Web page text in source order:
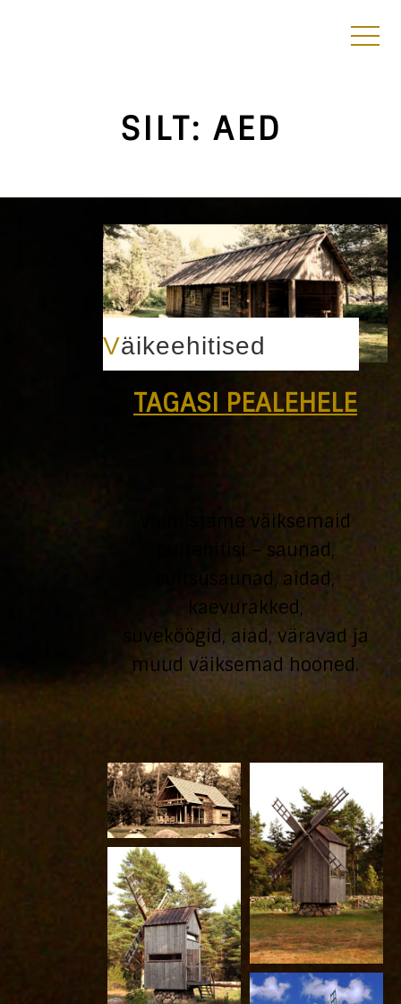
SILT: AED
Väikeehitised
TAGASI PEALEHELE
Valmistame väiksemaid
puitehitisi – saunad,
suitsusaunad, aidad,
kaevurakked,
suveköögid, aiad, väravad ja
muud väiksemad hooned.